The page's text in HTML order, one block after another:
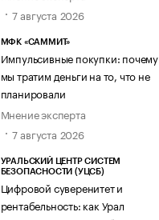
7 августа 2026
МФК «САММИТ»
Импульсивные покупки: почему
мы тратим деньги на то, что не
планировали
Мнение эксперта
7 августа 2026
УРАЛЬСКИЙ ЦЕНТР СИСТЕМ
БЕЗОПАСНОСТИ (УЦСБ)
Цифровой суверенитет и
рентабельность: как Урал